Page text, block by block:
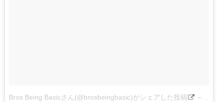
Bros Being Basicさん(@brosbeingbasic)がシェアした投稿 –